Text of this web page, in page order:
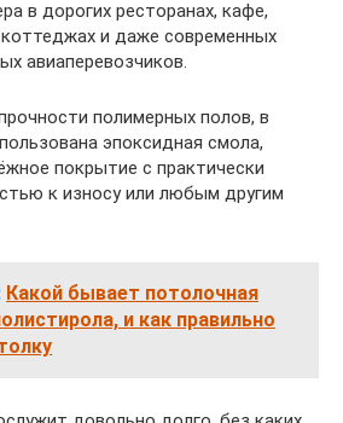
в дорогих ресторанах, кафе,
коттеджах и даже современных
авиаперевозчиков.
полимерных полов, в
эпоксидная смола,
покрытие с практически
к износу или любым другим
Какой бывает потолочная
и как правильно